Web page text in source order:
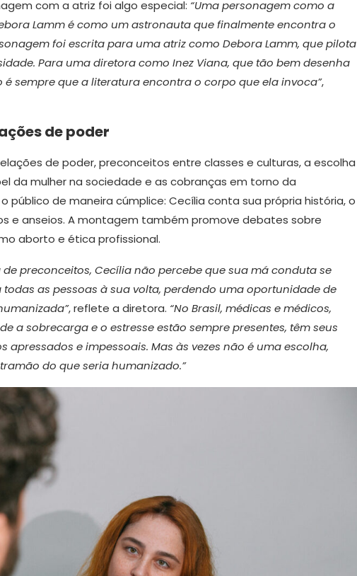
com a atriz foi algo especial: “Uma personagem como a
Lamm é como um astronauta que finalmente encontra o
foi escrita para uma atriz como Debora Lamm, que pilota
Para uma diretora como Inez Viana, que tão bem desenha
sempre que a literatura encontra o corpo que ela invoca”,
de poder
de poder, preconceitos entre classes e culturas, a escolha
da mulher na sociedade e as cobranças em torno da
público de maneira cúmplice: Cecília conta sua própria história, o
e anseios. A montagem também promove debates sobre
aborto e ética profissional.
preconceitos, Cecília não percebe que sua má conduta se
as pessoas à sua volta, perdendo uma oportunidade de
, reflete a diretora. “No Brasil, médicas e médicos,
a sobrecarga e o estresse estão sempre presentes, têm seus
e impessoais. Mas às vezes não é uma escolha,
do que seria humanizado.”